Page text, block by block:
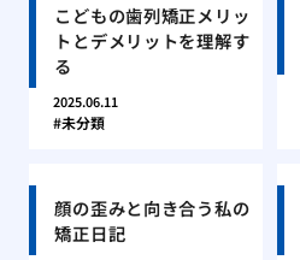
こどもの歯列矯正メリッ
トとデメリットを理解す
る
2025.06.11
未分類
顔の歪みと向き合う私の
矯正日記